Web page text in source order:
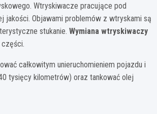
Wtryskiwacze pracujące pod
jakości. Objawami problemów z wtryskami są
stukanie. Wymiana wtryskiwaczy
części.
całkowitym unieruchomieniem pojazdu i
tysięcy kilometrów) oraz tankować olej